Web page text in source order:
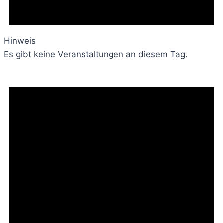
Hinweis
Es gibt keine Veranstaltungen an diesem Tag.